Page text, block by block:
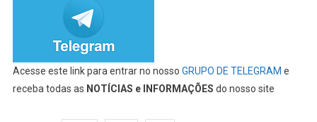
Acesse este link para entrar no nosso GRUPO DE TELEGRAM e
receba todas as NOTÍCIAS e INFORMAÇÕES do nosso site